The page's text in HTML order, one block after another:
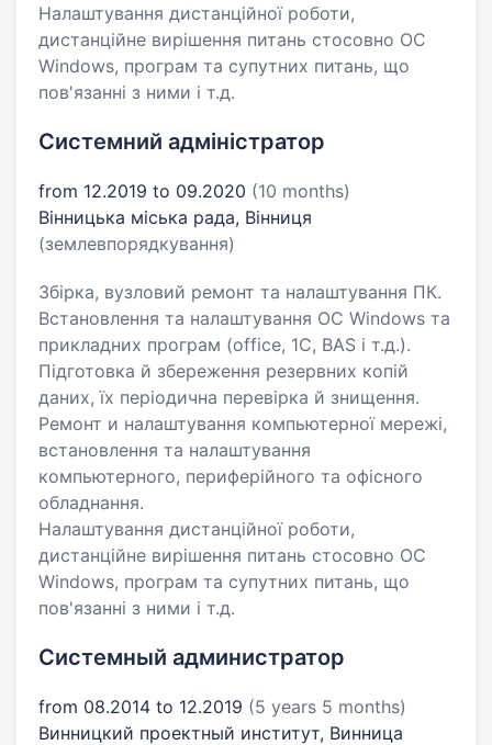
Налаштування дистанційної роботи,
дистанційне вирішення питань стосовно ОС
Windows, програм та супутних питань, що
пов'язанні з ними і т.д.
Системний адміністратор
from 12.2019 to 09.2020 (10 months)
Вінницька міська рада, Вінниця
(землевпорядкування)
Збірка, вузловий ремонт та налаштування ПК.
Встановлення та налаштування ОС Windows та
прикладних програм (office, 1C, BAS і т.д.).
Підготовка й збереження резервних копій
даних, їх періодична перевірка й знищення.
Ремонт и налаштування компьютерної мережі,
встановлення та налаштування
компьютерного, периферійного та офісного
обладнання.
Налаштування дистанційної роботи,
дистанційне вирішення питань стосовно ОС
Windows, програм та супутних питань, що
пов'язанні з ними і т.д.
Системный администратор
from 08.2014 to 12.2019 (5 years 5 months)
Винницкий проектный институт, Винница